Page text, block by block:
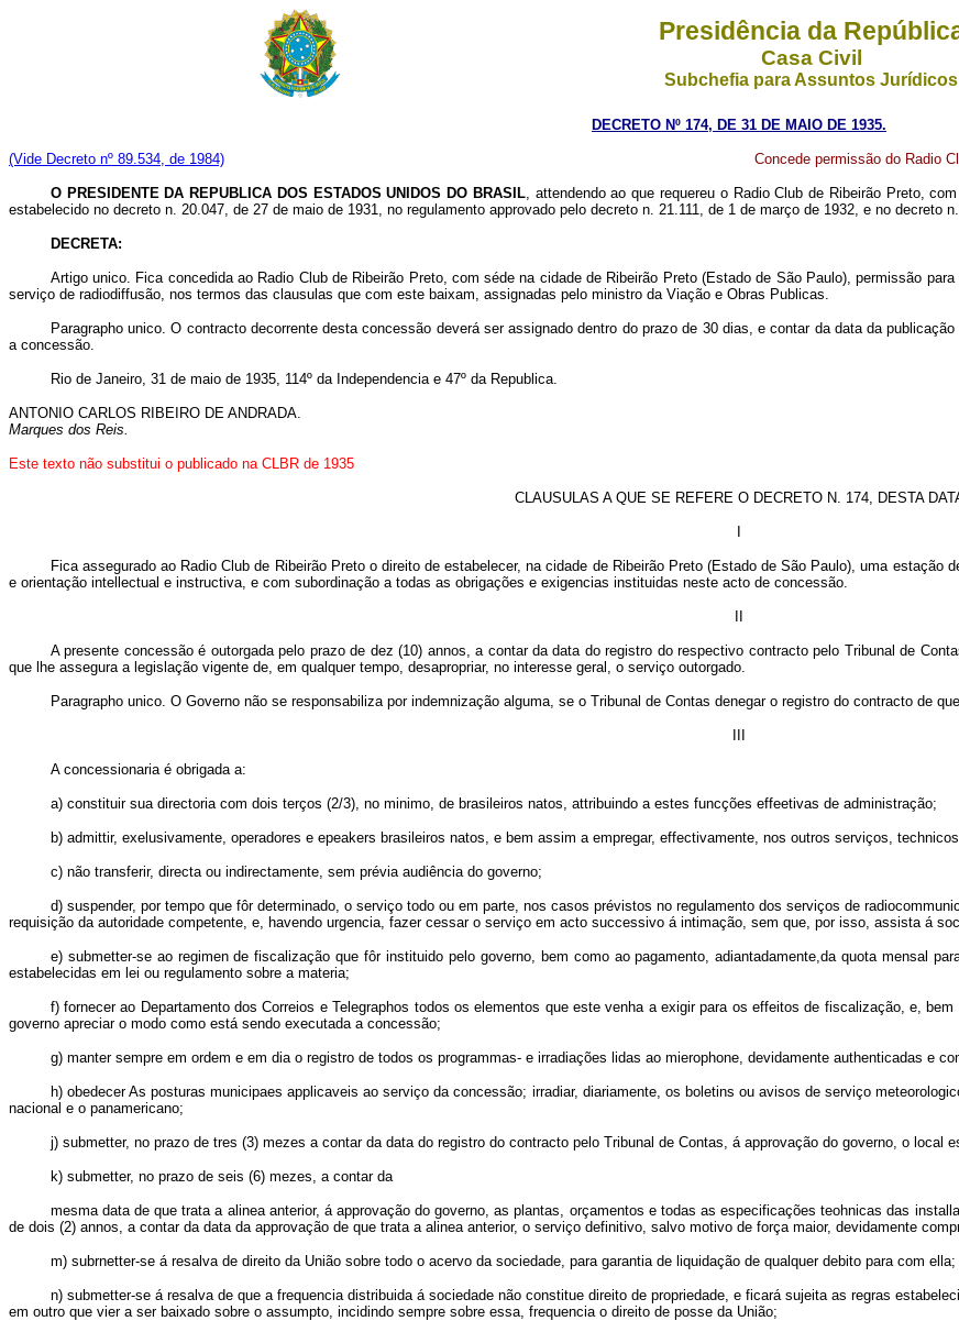
Presidência da
Casa Civil
Subchefia para Assuntos Jurídicos
DECRETO Nº 174, DE 31 DE MAIO DE 1935.
(Vide Decreto nº 89.534, de 1984) Concede permissão do Radio
O PRESIDENTE DA REPUBLICA DOS ESTADOS UNIDOS DO BRASIL, attendendo ao que requereu o Radio Club de Ribeirão Preto,
estabelecido no decreto n. 20.047, de 27 de maio de 1931, no regulamento approvado pelo decreto n. 21.111, de 1 de março de 1932, e no decreto
DECRETA:
Artigo unico. Fica concedida ao Radio Club de Ribeirão Preto, com séde na cidade de Ribeirão Preto (Estado de São Paulo), permissão
serviço de radiodiffusão, nos termos das clausulas que com este baixam, assignadas pelo ministro da Viação e Obras Publicas.
Paragrapho unico. O contracto decorrente desta concessão deverá ser assignado dentro do prazo de 30 dias, e contar da data da
a concessão.
Rio de Janeiro, 31 de maio de 1935, 114º da Independencia e 47º da Republica.
ANTONIO CARLOS RIBEIRO DE ANDRADA.
Marques dos Reis.
Este texto não substitui o publicado na CLBR de 1935
CLAUSULAS A QUE SE REFERE O DECRETO N. 174, DESTA
Fica assegurado ao Radio Club de Ribeirão Preto o direito de estabelecer, na cidade de Ribeirão Preto (Estado de São Paulo), uma
e orientação intellectual e instructiva, e com subordinação a todas as obrigações e exigencias instituidas neste acto de concessão.
A presente concessão é outorgada pelo prazo de dez (10) annos, a contar da data do registro do respectivo contracto pelo Tribunal de
que lhe assegura a legislação vigente de, em qualquer tempo, desapropriar, no interesse geral, o serviço outorgado.
Paragrapho unico. O Governo não se responsabiliza por indemnização alguma, se o Tribunal de Contas denegar o registro do contracto de
A concessionaria é obrigada a:
a) constituir sua directoria com dois terços (2/3), no minimo, de brasileiros natos, attribuindo a estes funcções effeetivas de administração;
b) admittir, exelusivamente, operadores e epeakers brasileiros natos, e bem assim a empregar, effectivamente, nos outros serviços,
c) não transferir, directa ou indirectamente, sem prévia audiência do governo;
d) suspender, por tempo que fôr determinado, o serviço todo ou em parte, nos casos prévistos no regulamento dos serviços de
requisição da autoridade competente, e, havendo urgencia, fazer cessar o serviço em acto successivo á intimação, sem que, por isso, assista á
e) submetter-se ao regimen de fiscalização que fôr instituido pelo governo, bem como ao pagamento, adiantadamente,da quota mensal
estabelecidas em lei ou regulamento sobre a materia;
f) fornecer ao Departamento dos Correios e Telegraphos todos os elementos que este venha a exigir para os effeitos de fiscalização, e,
governo apreciar o modo como está sendo executada a concessão;
g) manter sempre em ordem e em dia o registro de todos os programmas- e irradiações lidas ao mierophone, devidamente authenticadas e
h) obedecer As posturas municipaes applicaveis ao serviço da concessão; irradiar, diariamente, os boletins ou avisos de serviço
nacional e o panamericano;
j) submetter, no prazo de tres (3) mezes a contar da data do registro do contracto pelo Tribunal de Contas, á approvação do governo, o local
k) submetter, no prazo de seis (6) mezes, a contar da
mesma data de que trata a alinea anterior, á approvação do governo, as plantas, orçamentos e todas as especificações teohnicas das
de dois (2) annos, a contar da data da approvação de que trata a alinea anterior, o serviço definitivo, salvo motivo de força maior, devidamente
m) subrnetter-se á resalva de direito da União sobre todo o acervo da sociedade, para garantia de liquidação de qualquer debito para com ella;
n) submetter-se á resalva de que a frequencia distribuida á sociedade não constitue direito de propriedade, e ficará sujeita as regras
em outro que vier a ser baixado sobre o assumpto, incidindo sempre sobre essa, frequencia o direito de posse da União;